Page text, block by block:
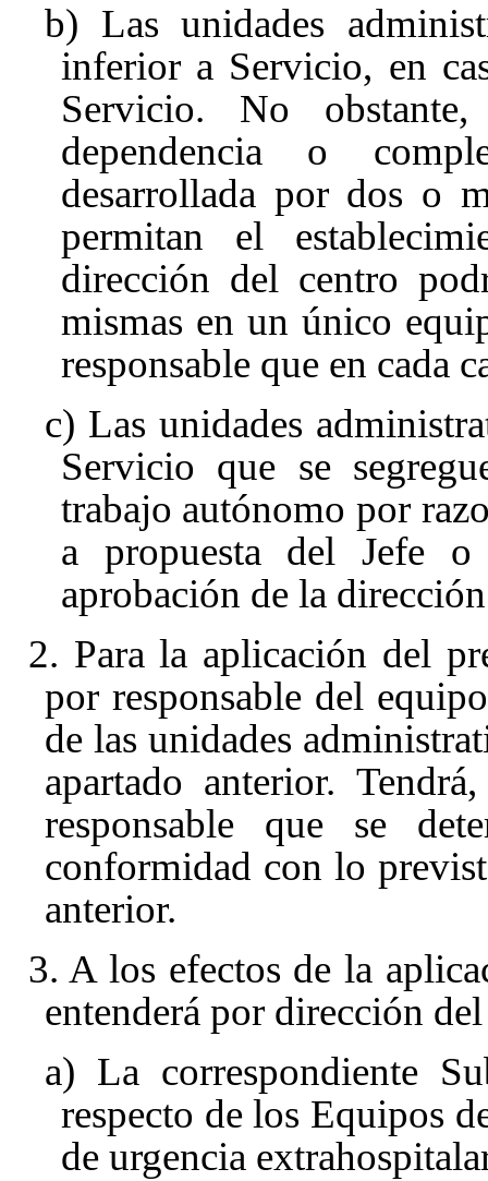
b) Las unidades
inferior a Servicio, en
Servicio. No
dependencia o
desarrollada por dos o
permitan el
dirección del centro
mismas en un único
responsable que en cada
c) Las unidades
Servicio que se
trabajo autónomo por
a propuesta del Jefe
aprobación de la
2. Para la aplicación del
por responsable del
de las unidades
apartado anterior.
responsable que se
conformidad con lo
anterior.
3. A los efectos de la
entenderá por dirección
a) La correspondiente
respecto de los Equipos
de urgencia